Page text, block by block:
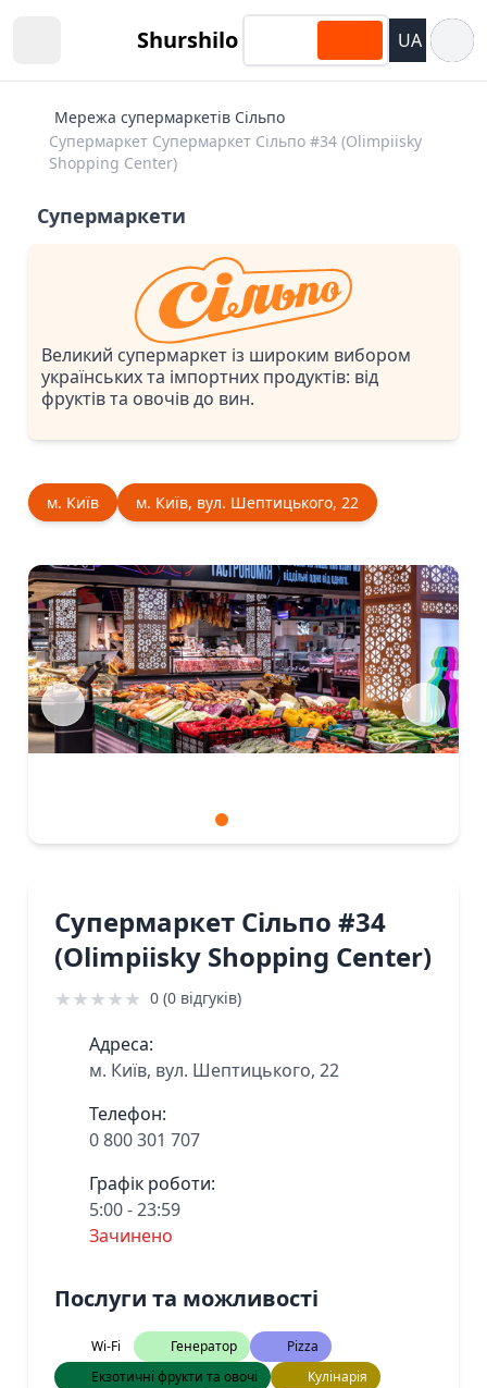
Shurshilo UA
Мережа супермаркетів Сільпо
Супермаркет Супермаркет Сiльпо #34 (Olimpiisky
Shopping Center)
Супермаркети
Великий супермаркет із широким вибором
українських та імпортних продуктів: від
фруктів та овочів до вин.
м. Київ м. Київ, вул. Шептицького, 22
Супермаркет Сiльпо #34
(Olimpiisky Shopping Center)
★★★★★ 0 (0 відгуків)
Адреса:
м. Київ, вул. Шептицького, 22
Телефон:
0 800 301 707
Графік роботи:
5:00 - 23:59
Зачинено
Послуги та можливості
Wi-Fi Генератор
Pizza
Екзотичні фрукти та овочі
Кулінарія